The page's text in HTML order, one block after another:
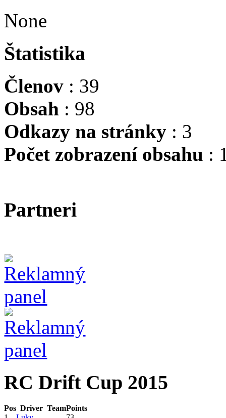
None
Štatistika
Členov : 39
Obsah : 98
Odkazy na stránky : 3
Počet zobrazení obsahu :
Partneri
RC Drift Cup 2015
Pos Driver TeamPoints